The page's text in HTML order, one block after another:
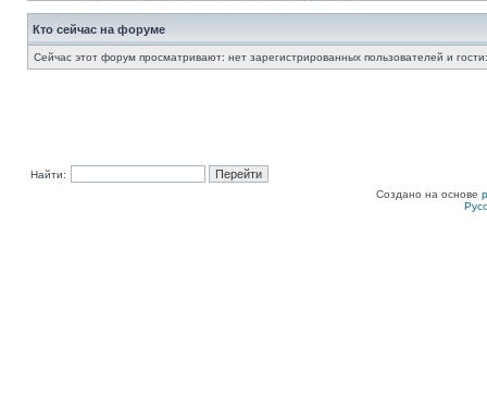
Кто сейчас на форуме
Сейчас этот форум просматривают: нет зарегистрированных пользователей и
Найти:
Создано на основе